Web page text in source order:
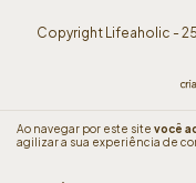
Ao navegar por este site você
agilizar a sua experiência de
Copyright Lifeaholic -